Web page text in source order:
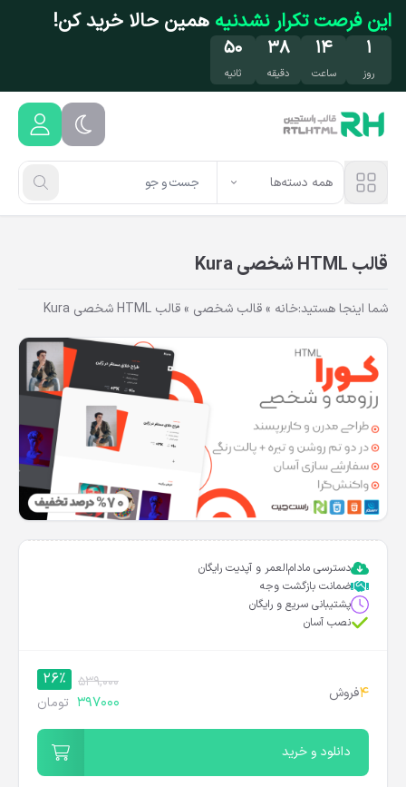
رفتن به محتوای اصلی
این فرصت تکرار نشدنیه همین حالا خرید کن!
۱
روز
۱۴
ساعت
۳۸
دقیقه
۵۰
ثانیه
همه دسته‌ها
قالب HTML شخصی Kura
شما اینجا هستید:خانه »قالب شخصی »قالب HTML شخصی Kura
دسترسی مادام‌العمر و آپدیت رایگان
ضمانت بازگشت وجه
پشتیبانی سریع و رایگان
نصب آسان
4فروش
539,000
26%
397000 تومان
دانلود و خرید